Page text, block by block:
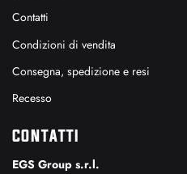
Contatti
Condizioni di vendita
Consegna, spedizione e resi
Recesso
CONTATTI
EGS Group s.r.l.